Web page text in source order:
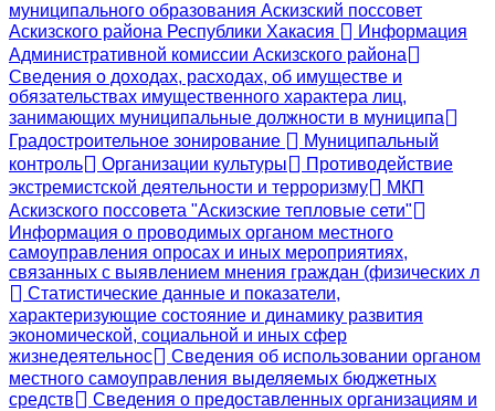
муниципального образования Аскизский поссовет
Аскизского района Республики Хакасия
Информация
Административной комиссии Аскизского района
Сведения о доходах, расходах, об имуществе и
обязательствах имущественного характера лиц,
занимающих муниципальные должности в муниципа
Градостроительное зонирование
Муниципальный
контроль
Организации культуры
Противодействие
экстремистской деятельности и терроризму
МКП
Аскизского поссовета "Аскизские тепловые сети"
Информация о проводимых органом местного
самоуправления опросах и иных мероприятиях,
связанных с выявлением мнения граждан (физических л
Статистические данные и показатели,
характеризующие состояние и динамику развития
экономической, социальной и иных сфер
жизнедеятельнос
Сведения об использовании органом
местного самоуправления выделяемых бюджетных
средств
Сведения о предоставленных организациям и